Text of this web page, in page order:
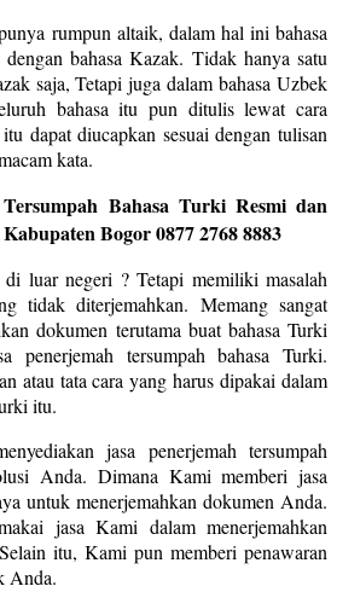
rumpun altaik, dalam hal ini bahasa
bahasa Kazak. Tidak hanya satu
saja, Tetapi juga dalam bahasa Uzbek
bahasa itu pun ditulis lewat cara
dapat diucapkan sesuai dengan tulisan
kata.
Bahasa Turki Resmi dan
Bogor 0877 2768 8883
luar negeri ? Tetapi memiliki masalah
tidak diterjemahkan. Memang sangat
dokumen terutama buat bahasa Turki
penerjemah tersumpah bahasa Turki.
atau tata cara yang harus dipakai dalam
itu.
jasa penerjemah tersumpah
Anda. Dimana Kami memberi jasa
untuk menerjemahkan dokumen Anda.
jasa Kami dalam menerjemahkan
itu, Kami pun memberi penawaran
Anda.